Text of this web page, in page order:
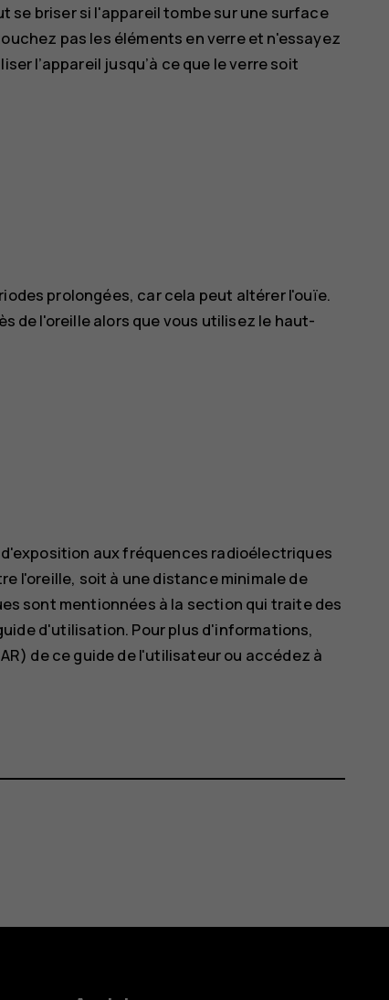
se briser si l'appareil tombe sur une surface
pas les éléments en verre et n'essayez
l’appareil jusqu’à ce que le verre soit
prolongées, car cela peut altérer l'ouïe.
de l'oreille alors que vous utilisez le haut-
aux fréquences radioélectriques
l'oreille, soit à une distance minimale de
sont mentionnées à la section qui traite des
d'utilisation. Pour plus d'informations,
de ce guide de l'utilisateur ou accédez à